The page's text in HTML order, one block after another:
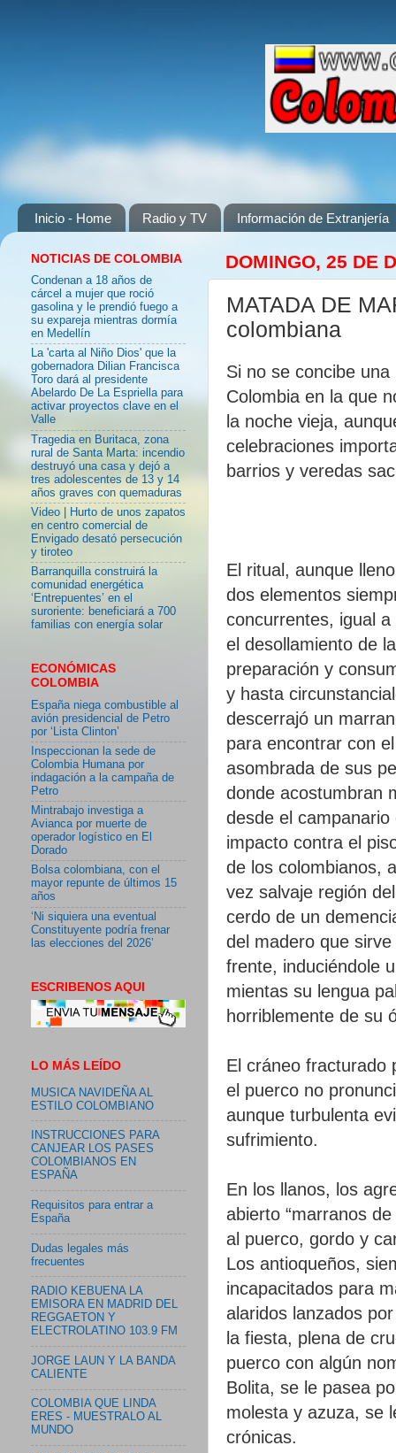
Inicio - Home Radio y TV Información de Extranjería
DOMINGO, 25 DE
MATADA DE
colombiana
Si no se concibe
Colombia en la que
la noche vieja,
celebraciones
barrios y veredas
El ritual, aunque
dos elementos
concurrentes, igual
el desollamiento de
preparación y
y hasta
descerrajó un
para encontrar con
asombrada de sus
donde acostumbran
desde el
impacto contra el
de los colombianos,
vez salvaje región
cerdo de un
del madero que
frente, induciéndole
mientas su lengua
horriblemente de su
El cráneo fracturado
el puerco no
aunque turbulenta
sufrimiento.
En los llanos, los
abierto “marranos
al puerco, gordo y
Los antioqueños,
incapacitados para
alaridos lanzados
la fiesta, plena de
puerco con algún
Bolita, se le pasea
molesta y azuza, se
crónicas.
NOTICIAS DE COLOMBIA
Condenan a 18 años de
cárcel a mujer que roció
gasolina y le prendió fuego a
su expareja mientras dormía
en Medellín
La 'carta al Niño Dios' que la
gobernadora Dilian Francisca
Toro dará al presidente
Abelardo De La Espriella para
activar proyectos clave en el
Valle
Tragedia en Buritaca, zona
rural de Santa Marta: incendio
destruyó una casa y dejó a
tres adolescentes de 13 y 14
años graves con quemaduras
Video | Hurto de unos zapatos
en centro comercial de
Envigado desató persecución
y tiroteo
Barranquilla construirá la
comunidad energética
‘Entrepuentes’ en el
suroriente: beneficiará a 700
familias con energía solar
ECONÓMICAS
COLOMBIA
España niega combustible al
avión presidencial de Petro
por ‘Lista Clinton’
Inspeccionan la sede de
Colombia Humana por
indagación a la campaña de
Petro
Mintrabajo investiga a
Avianca por muerte de
operador logístico en El
Dorado
Bolsa colombiana, con el
mayor repunte de últimos 15
años
‘Ni siquiera una eventual
Constituyente podría frenar
las elecciones del 2026’
ESCRIBENOS AQUI
LO MÁS LEÍDO
MUSICA NAVIDEÑA AL
ESTILO COLOMBIANO
INSTRUCCIONES PARA
CANJEAR LOS PASES
COLOMBIANOS EN
ESPAÑA
Requisitos para entrar a
España
Dudas legales más
frecuentes
RADIO KEBUENA LA
EMISORA EN MADRID DEL
REGGAETON Y
ELECTROLATINO 103.9 FM
JORGE LAUN Y LA BANDA
CALIENTE
COLOMBIA QUE LINDA
ERES - MUESTRALO AL
MUNDO